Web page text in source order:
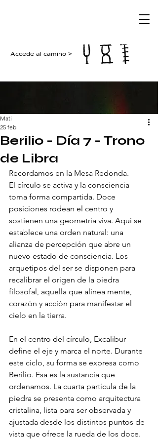
Accede al camino >
Berilio - Día 7 - Trono
de Libra
Mati
25 feb
Recordamos en la Mesa Redonda.
El círculo se activa y la consciencia
toma forma compartida. Doce
posiciones rodean el centro y
sostienen una geometría viva. Aquí se
establece una orden natural: una
alianza de percepción que abre un
nuevo estado de consciencia. Los
arquetipos del ser se disponen para
recalibrar el origen de la piedra
filosofal, aquella que alinea mente,
corazón y acción para manifestar el
cielo en la tierra.
En el centro del círculo, Excalibur
define el eje y marca el norte. Durante
este ciclo, su forma se expresa como
Berilio. Esa es la sustancia que
ordenamos. La cuarta partícula de la
piedra se presenta como arquitectura
cristalina, lista para ser observada y
ajustada desde los distintos puntos de
vista que ofrece la rueda de los doce.